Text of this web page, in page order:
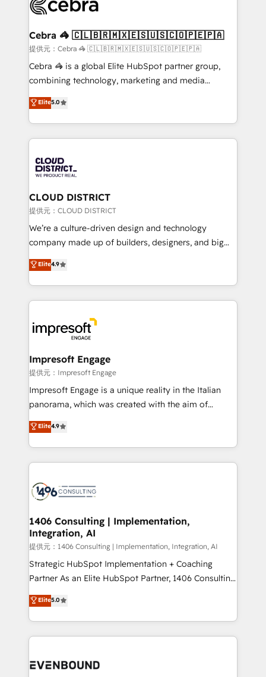
implementations, and 5,000+ pages ✨ CS: Clients
CS: 245% organic growth & +751% new visitors for a
full-funnel HubSpot project ✨ CS: 415% conversion
boost with a new HubSpot site Recognized leaders:
🏆 HubSpot Platform Migration Impact Award 🏆
Inbound Campaign of the Year 🏆 Gold AVA Digital
Award for Best Website 🌟 Accreditations: CRM
Cebra 🦓 🇨🇱🇧🇷🇲🇽🇪🇸🇺🇸🇨🇴🇵🇪🇵🇦
提供元：Cebra 🦓 🇨🇱🇧🇷🇲🇽🇪🇸🇺🇸🇨🇴🇵🇪🇵🇦
Cebra 🦓 is a global Elite HubSpot partner group,
combining technology, marketing and media
expertise across Latin America and Southern
Europe, with teams across 7 countries. Born in Chile,
we combine local insight with international reach to
help businesses grow through technology, creativity,
500+ HubSpot implementations, building end-to-
end solutions that integrate CRM, AI automation,
inbound and loop marketing, content, and digital
creativity. Our multicultural team works in Spanish,
Portuguese, and English to design scalable strategies
that drive measurable growth. 🌎 Highlights: • 10+
Platform Migration Excellence. • Top 3 Partner of the
Year LATAM 2022, 2023, 2024, 2025. • Partner of the
business with HubSpot? Let Cebra’s experts help
you grow faster, smarter, and with impact.
Elite5.0
CLOUD DISTRICT
提供元：CLOUD DISTRICT
We’re a culture-driven design and technology
company made up of builders, designers, and big
thinkers. We blend strategy, design, and
development—always fueled by curiosity—to turn
ideas, opportunities, and challenges into meaningful
experiences. To us, technology is more than just
and—most importantly—simple. That’s why we lean
into bold ideas and shape them into thoughtful
products and strategies that actually make a
difference.
Elite4.9
Impresoft Engage
提供元：Impresoft Engage
Impresoft Engage is a unique reality in the Italian
panorama, which was created with the aim of
putting Customer Experience at the center by
creating digital environments capable of integrating
people, processes and data. We offer the best
digital solutions on the market, ranging from CRM
marketing automation to online and offline sales
allowing companies to optimize processes and meet
the needs of the customer. We are part of Impresoft
Group, a group of specialized and complementary
companies that divide their offer into 4
Competence Centers: Smart Manufacturing,
The synergies generated by these integrations,
together with the combination of talents, skills,
to accompany companies on their digital
Elite4.9
1406 Consulting | Implementation,
Integration, AI
提供元：1406 Consulting | Implementation, Integration, AI
Strategic HubSpot Implementation + Coaching
Partner As an Elite HubSpot Partner, 1406 Consulting
helps mid-market revenue teams transform how
they sell, market, and serve. We don't just build your
HubSpot—we teach your team to own it, then stay
to help you keep winning. What We Do ⚙️ CRM
Data & Content 📈 Sales & Marketing Alignment +
Elite5.0